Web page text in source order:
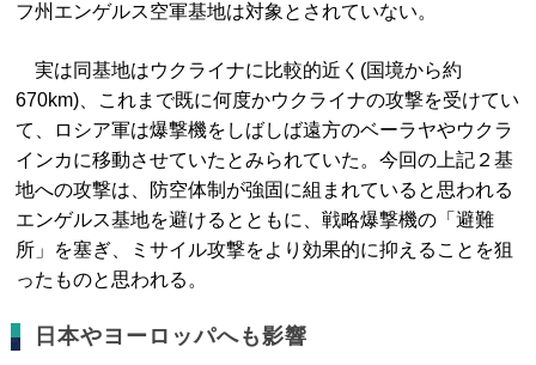
フ州エンゲルス空軍基地は対象とされていない。
実は同基地はウクライナに比較的近く(国境から約
670km)、これまで既に何度かウクライナの攻撃を受けてい
て、ロシア軍は爆撃機をしばしば遠方のベーラヤやウクラ
インカに移動させていたとみられていた。今回の上記２基
地への攻撃は、防空体制が強固に組まれていると思われる
エンゲルス基地を避けるとともに、戦略爆撃機の「避難
所」を塞ぎ、ミサイル攻撃をより効果的に抑えることを狙
ったものと思われる。
日本やヨーロッパへも影響